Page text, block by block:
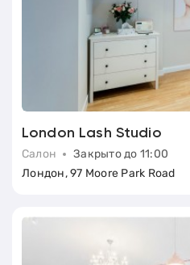
London Lash Studio
Салон
Закрыто до 11:00
Лондон, 97 Moore Park Road